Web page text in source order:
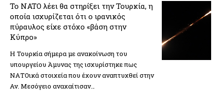
To NATO λέει θα στηρίξει την Τουρκία, η
οποία ισχυρίζεται ότι ο ιρανικός
πύραυλος είχε στόχο «βάση στην
Κύπρο»
Η Τουρκία σήμερα με ανακοίνωση του
υπουργείου Άμυνας της ισχυρίστηκε πως
ΝΑΤΟικά στοιχεία που έχουν αναπτυχθεί στην
Αν. Μεσόγειο αναχαίτισαν…